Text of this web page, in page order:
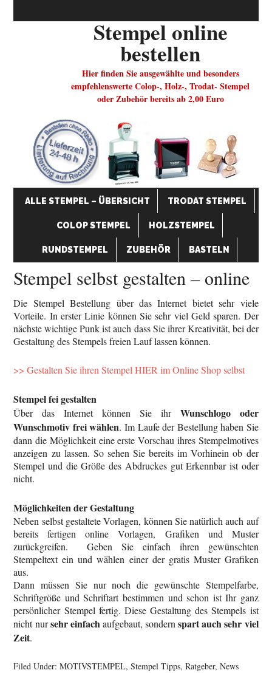
Stempel online
bestellen
Hier finden Sie ausgewählte und besonders
empfehlenswerte Colop-, Holz-, Trodat- Stempel
oder Zubehör bereits ab 2,00 Euro
ALLE STEMPEL – ÜBERSICHT TRODAT STEMPEL
COLOP STEMPEL HOLZSTEMPEL
RUNDSTEMPEL ZUBEHÖR BASTELN
Stempel selbst gestalten – online
Die Stempel Bestellung über das Internet bietet sehr viele
Vorteile. In erster Linie können Sie sehr viel Geld sparen. Der
nächste wichtige Punk ist auch dass Sie ihrer Kreativität, bei der
Gestaltung des Stempels freien Lauf lassen können.
>> Gestalten Sie ihren Stempel HIER im Online Shop selbst
Stempel fei gestalten
Über das Internet können Sie ihr Wunschlogo oder
Wunschmotiv frei wählen. Im Laufe der Bestellung haben Sie
dann die Möglichkeit eine erste Vorschau ihres Stempelmotives
anzeigen zu lassen. So sehen Sie bereits im Vorhinein ob der
Stempel und die Größe des Abdruckes gut Erkennbar ist oder
nicht.
Möglichkeiten der Gestaltung
Neben selbst gestaltete Vorlagen, können Sie natürlich auch auf
bereits fertigen online Vorlagen, Grafiken und Muster
zurückgreifen. Geben Sie einfach ihren gewünschten
Stempeltext ein und wählen einer der gratis Muster Grafiken
aus.
Dann müssen Sie nur noch die gewünschte Stempelfarbe,
Schriftgröße und Schriftart bestimmen und schon ist Ihr ganz
persönlicher Stempel fertig. Diese Gestaltung des Stempels ist
nicht nursehr einfachaufgebaut, sondernspart auch sehr viel
Zeit.
Filed Under:MOTIVSTEMPEL,Stempel Tipps, Ratgeber, News